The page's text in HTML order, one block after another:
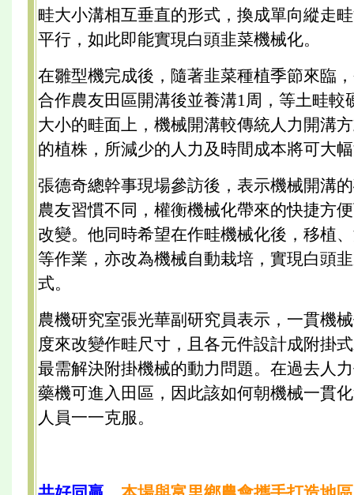
畦大小溝相互垂直的形式，換成單向縱走
平行，如此即能實現白頭韭菜機械化。
在雛型機完成後，隨著韭菜種植季節來臨
合作農友田區開溝後並養溝1周，等土畦較
大小的畦面上，機械開溝較傳統人力開溝
的植株，所減少的人力及時間成本將可大
張德奇總幹事現場參訪後，表示機械開溝
農友習慣不同，權衡機械化帶來的快捷方
改變。他同時希望在作畦機械化後，移植
等作業，亦改為機械自動栽培，實現白頭
式。
農機研究室張光華副研究員表示，一貫機
度來改變作畦尺寸，且各元件設計成附掛
最需解決附掛機械的動力問題。在過去人
藥機可進入田區，因此該如何朝機械一貫
人員一一克服。